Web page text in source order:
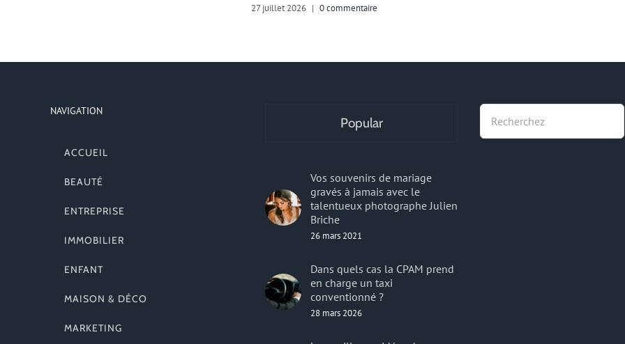
27 juillet 2026 | 0 commentaire
NAVIGATION
ACCUEIL
BEAUTÉ
ENTREPRISE
IMMOBILIER
ENFANT
MAISON & DÉCO
MARKETING
Popular
Vos souvenirs de mariage
gravés à jamais avec le
talentueux photographe Julien
Briche
26 mars 2021
Dans quels cas la CPAM prend
en charge un taxi
conventionné ?
28 mars 2026